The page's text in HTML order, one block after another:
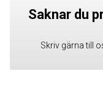
Saknar du
Skriv gärna till